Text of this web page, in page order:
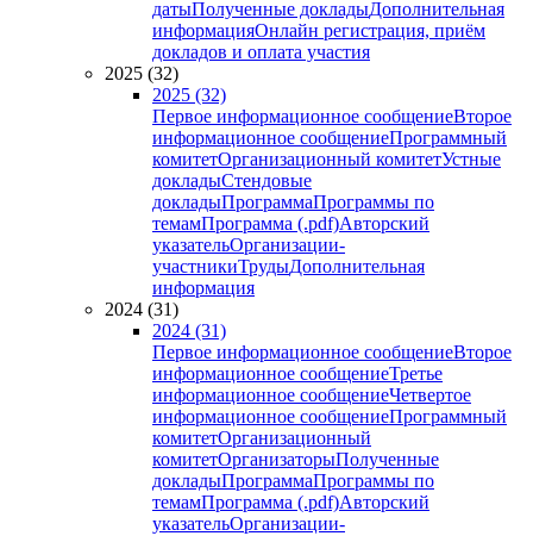
датыПолученные докладыДополнительная
информацияОнлайн регистрация, приём
докладов и оплата участия
2025 (32)
2025 (32)
Первое информационное сообщениеВторое
информационное сообщениеПрограммный
комитетОрганизационный комитетУстные
докладыСтендовые
докладыПрограммаПрограммы по
темамПрограмма (.pdf)Авторский
указательОрганизации-
участникиТрудыДополнительная
информация
2024 (31)
2024 (31)
Первое информационное сообщениеВторое
информационное сообщениеТретье
информационное сообщениеЧетвертое
информационное сообщениеПрограммный
комитетОрганизационный
комитетОрганизаторыПолученные
докладыПрограммаПрограммы по
темамПрограмма (.pdf)Авторский
указательОрганизации-